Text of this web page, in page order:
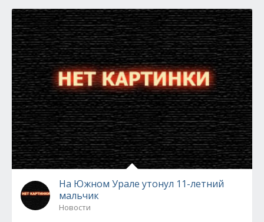
На Южном Урале утонул 11-летний
мальчик
Новости